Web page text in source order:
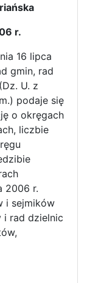
r.
16 lipca
gmin, rad
U. z
podaje się
o okręgach
liczbie
2006 r.
i sejmików
i rad dzielnic